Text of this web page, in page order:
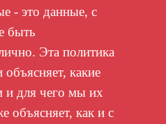
- это данные, с
быть
Эта политика
какие
и для чего мы их
объясняет, как и с